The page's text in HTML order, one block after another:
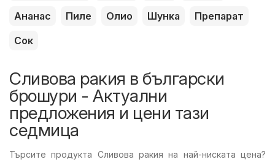
Ананас
Пиле Олио Шунка
Препарат
Сок
Сливова ракия в български
брошури - Актуални
предложения и цени тази
седмица
Търсите продукта Сливова ракия на най-ниската цена?